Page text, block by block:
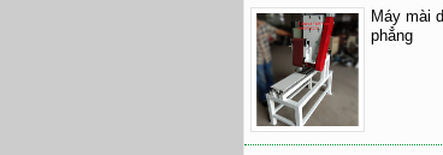
Máy mài
phẳng